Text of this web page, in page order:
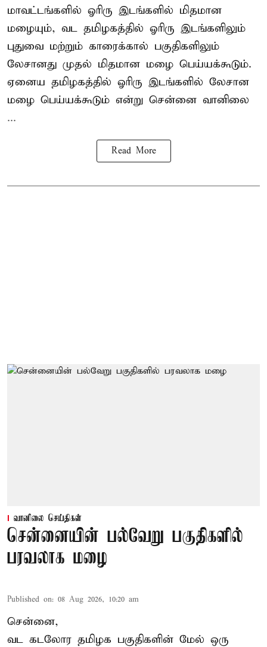
மாவட்டங்களில் ஓரிரு இடங்களில் மிதமான
மழையும், வட தமிழகத்தில் ஓரிரு இடங்களிலும்
புதுவை மற்றும் காரைக்கால் பகுதிகளிலும்
லேசானது முதல் மிதமான மழை பெய்யக்கூடும்.
ஏனைய தமிழகத்தில் ஓரிரு இடங்களில் லேசான
மழை பெய்யக்கூடும் என்று சென்னை வானிலை
...
Read More
வானிலை செய்திகள்
சென்னையின் பல்வேறு பகுதிகளில்
பரவலாக மழை
Published on: 08 Aug 2026, 10:20 am
சென்னை,
வட கடலோர தமிழக பகுதிகளின் மேல் ஒரு